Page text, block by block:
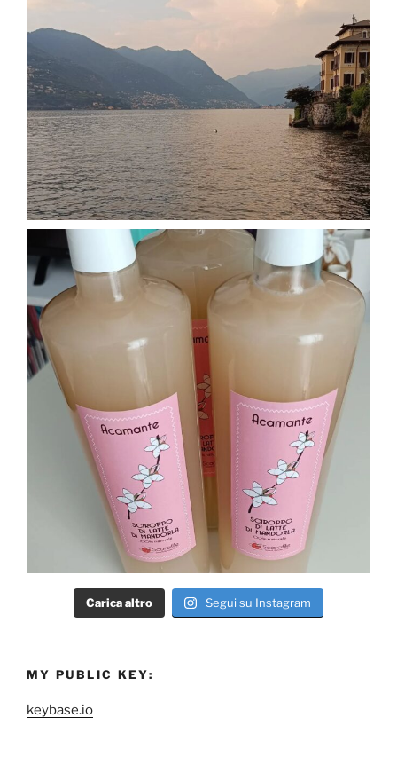
Carica altro Segui su Instagram
MY PUBLIC KEY:
keybase.io